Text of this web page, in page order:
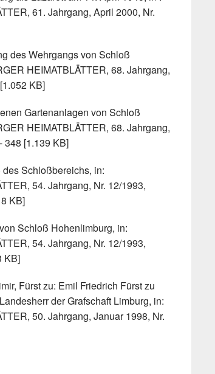
61. Jahrgang, April 2000, Nr.
des Wehrgangs von Schloß
HEIMATBLÄTTER, 68. Jahrgang,
KB]
Gartenanlagen von Schloß
HEIMATBLÄTTER, 68. Jahrgang,
348 [1.139 KB]
Schloßbereichs, in:
54. Jahrgang, Nr. 12/1993,
KB]
Schloß Hohenlimburg, in:
54. Jahrgang, Nr. 12/1993,
KB]
Fürst zu: Emil Friedrich Fürst zu
der Grafschaft Limburg, in:
50. Jahrgang, Januar 1998, Nr.